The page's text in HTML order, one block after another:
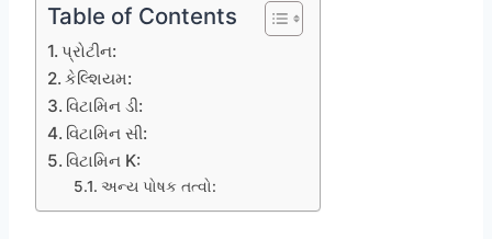
Table of Contents
પ્રોટીન:
કેલ્શિયમ:
વિટામિન ડી:
વિટામિન સી:
વિટામિન K:
અન્ય પોષક તત્વો: